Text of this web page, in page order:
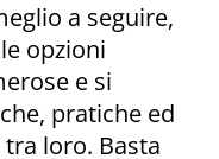
a seguire,
opzioni
e si
pratiche ed
loro. Basta